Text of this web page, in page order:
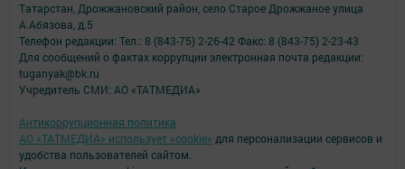
Татарстан, Дрожжановский район, село Старое Дрожжаное улица
А.Абязова, д.5
Телефон редакции: Тел.: 8 (843-75) 2-26-42 Факс: 8 (843-75) 2-23-43
Для сообщений о фактах коррупции электронная почта редакции:
tuganyak@bk.ru
Учредитель СМИ: АО «ТАТМЕДИА»
Антикоррупционная политика
АО «ТАТМЕДИА» использует «cookie» для персонализации сервисов и
удобства пользователей сайтом.